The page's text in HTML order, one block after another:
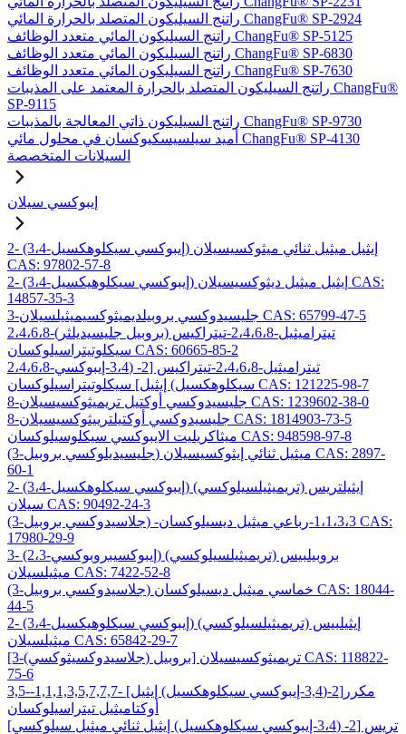
راتنج السيليكون المتصلد بالحرارة المائي ChangFu® SP-2924
راتنج السيليكون المائي متعدد الوظائف ChangFu® SP-5125
راتنج السيليكون المائي متعدد الوظائف ChangFu® SP-6830
راتنج السيليكون المائي متعدد الوظائف ChangFu® SP-7630
راتنج السيليكون المتصلد بالحرارة المعتمد على المذيبات ChangFu®
SP-9115
راتنج السيليكون ذاتي المعالجة بالمذيبات ChangFu® SP-9730
أميد سيلسيسكيوكسان في محلول مائي ChangFu® SP-4130
السيلانات المتخصصة
إيبوكسي سيلان
2- (3،4-إيبوكسي سيكلوهكسيل) إيثيل ميثيل ثنائي ميثوكسيسيلان
CAS: 97802-57-8
2- (3،4-إيبوكسي سيكلوهيكسيل) إيثيل ميثيل ديثوكسيسيلان CAS:
14857-35-3
3-جليسيدوكسي بروبيلديميثوكسيميثيلسيلان CAS: 65799-47-5
2،4،6،8-تيتراميثيل-2،4،6،8-تيتراكيس (بروبيل جليسيديلثر)
سيكلوتيتراسيلوكسان CAS: 60665-85-2
2،4،6،8-تيتراميثيل-2،4،6،8-تيتراكيس [2- (3،4-إيبوكسي
سيكلوهكسيل) إيثيل] سيكلوتيتراسيلوكسان CAS: 121225-98-7
8-جليسيدوكسي أوكتيل تريميثوكسيسيلان CAS: 1239602-38-0
8-جليسيدوكسي أوكتيلترييثوكسيسيلان CAS: 1814903-73-5
ميثاكريليت الايبوكسي سيكلوسيلوكسان CAS: 948598-97-8
(3-جليسيديلوكسي بروبيل) ميثيل ثنائي إيثوكسيسيلان CAS: 2897-
60-1
2- (3،4-إيبوكسي سيكلوهكسيل) إيثيلتريس (تريميثيلسيلوكسي)
سيلان CAS: 90492-24-3
(3-جلاسيدوكسي بروبيل) -1،1،3،3-رباعي ميثيل ديسيلوكسان CAS:
17980-29-9
3- (2،3-إيبوكسيبروبوكسي) بروبيلبيس (تريميثيلسيلوكسي)
ميثيلسيلان CAS: 7422-52-8
(3-جلاسيدوكسي بروبيل) خماسي ميثيل ديسيلوكسان CAS: 18044-
44-5
2- (3،4-إيبوكسي سيكلوهيكسيل) إيثيلبيس (تريميثيلسيلوكسي)
ميثيلسيلان CAS: 65842-29-7
[3-(جلاسيدوكسيثوكسي) بروبيل] تريميثوكسيسيلان CAS: 118822-
75-6
3,5-مكرر[2-(3,4-إيبوكسي سيكلوهكسيل) إيثيل] -1,1,1,3,5,7,7,7-
أوكتاميثيل تيتراسيلوكسان
تريس [2- (3،4-إيبوكسي سيكلوهكسيل) إيثيل ثنائي ميثيل سيلوكسي]